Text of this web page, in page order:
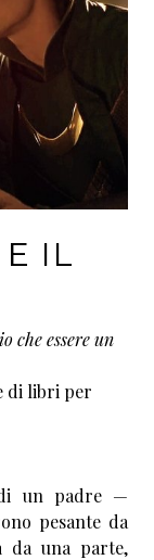
IL
che essere un
di libri per
un padre —
pesante da
da una parte,